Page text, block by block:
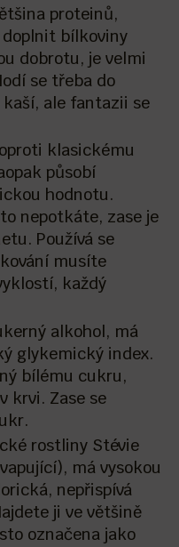
proteinů,
bílkoviny
dobrotu, je velmi
se třeba do
kaší, ale fantazii se
klasickému
působí
hodnotu.
nepotkáte, zase je
Používá se
musíte
každý
alkohol, má
glykemický index.
bílému cukru,
krvi. Zase se
rostliny Stévie
má vysokou
nepřispívá
ji ve většině
označena jako